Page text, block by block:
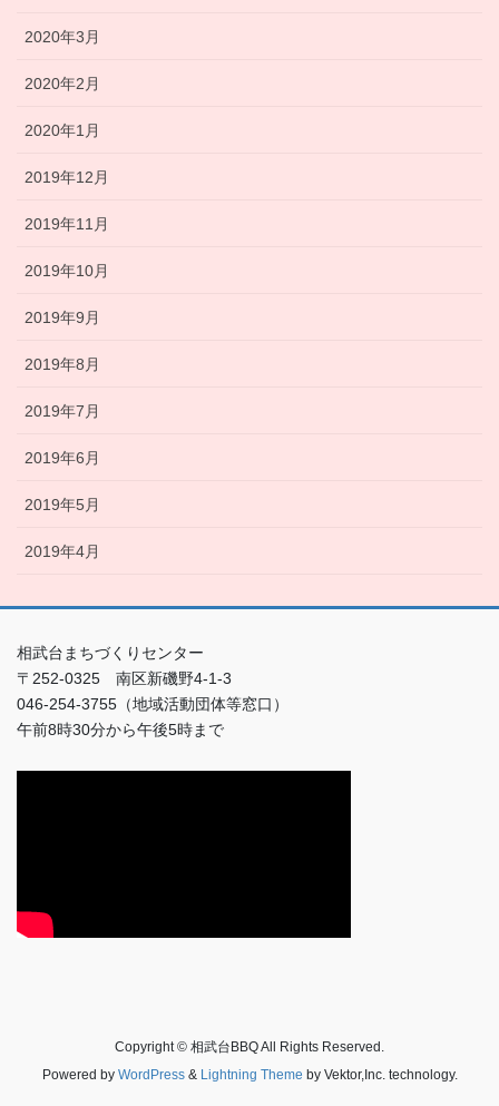
2020年3月
2020年2月
2020年1月
2019年12月
2019年11月
2019年10月
2019年9月
2019年8月
2019年7月
2019年6月
2019年5月
2019年4月
相武台まちづくりセンター
〒252-0325 南区新磯野4-1-3
046-254-3755（地域活動団体等窓口）
午前8時30分から午後5時まで
Copyright © 相武台BBQ All Rights Reserved.
Powered by WordPress& Lightning Theme by Vektor,Inc. technology.